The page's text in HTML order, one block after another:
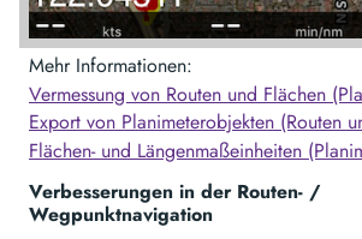
Mehr Informationen:
Vermessung von Routen und Flächen
Export von Planimeterobjekten (Routen
Flächen- und Längenmaßeinheiten
Verbesserungen in der Routen- /
Wegpunktnavigation